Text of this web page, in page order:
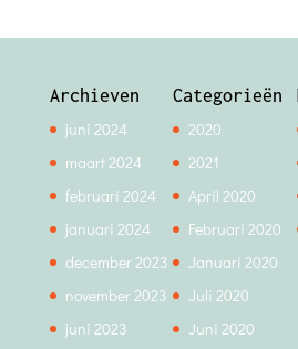
Archieven
juni 2024
maart 2024
februari 2024
januari 2024
december 2023
november 2023
juni 2023
Categorieën
2020
2021
April 2020
Februari 2020
Januari 2020
Juli 2020
Juni 2020